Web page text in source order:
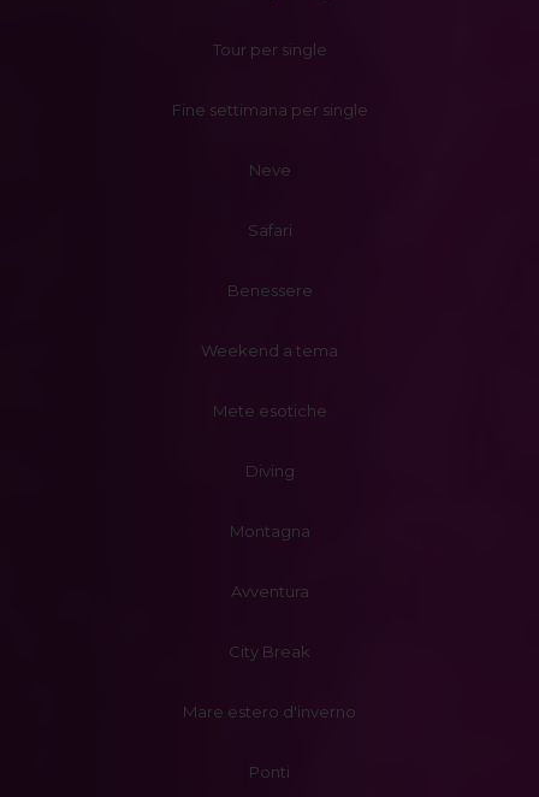
Tour per single
Fine settimana per single
Neve
Safari
Benessere
Weekend a tema
Mete esotiche
Diving
Montagna
Avventura
City Break
Mare estero d'inverno
Ponti